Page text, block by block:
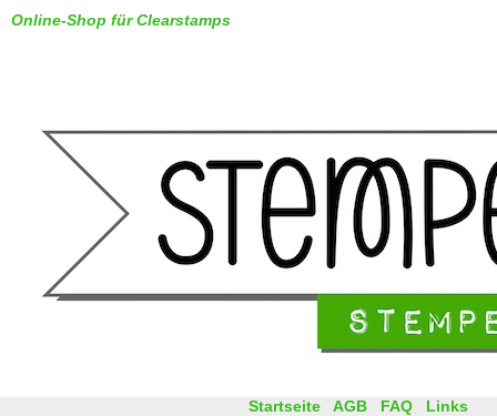
Online-Shop für Clearstamps
Startseite AGB FAQ Links